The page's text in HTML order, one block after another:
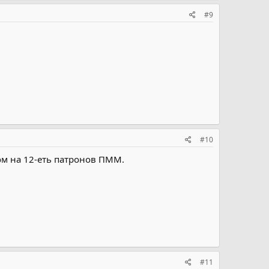
#9
#10
на 12-еть патронов ПММ.
#11